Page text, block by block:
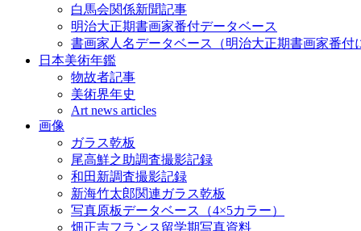
白馬会関係新聞記事
明治大正期書画家番付データベース
書画家人名データベース（明治大正期書画家番付
日本美術年鑑
物故者記事
美術界年史
Art news articles
画像
ガラス乾板
尾高鮮之助調査撮影記録
和田新調査撮影記録
新海竹太郎関連ガラス乾板
写真原板データベース（4×5カラー）
畑正吉フランス留学期写真資料